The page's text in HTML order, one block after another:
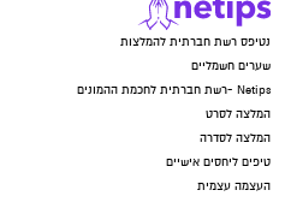
נטיפס רשת חברתית להמלצות
שערים חשמליים
Netips -רשת חברתית לחכמת ההמונים
המלצה לסרט
המלצה לסדרה
טיפים ליחסים אישיים
העצמה עצמית